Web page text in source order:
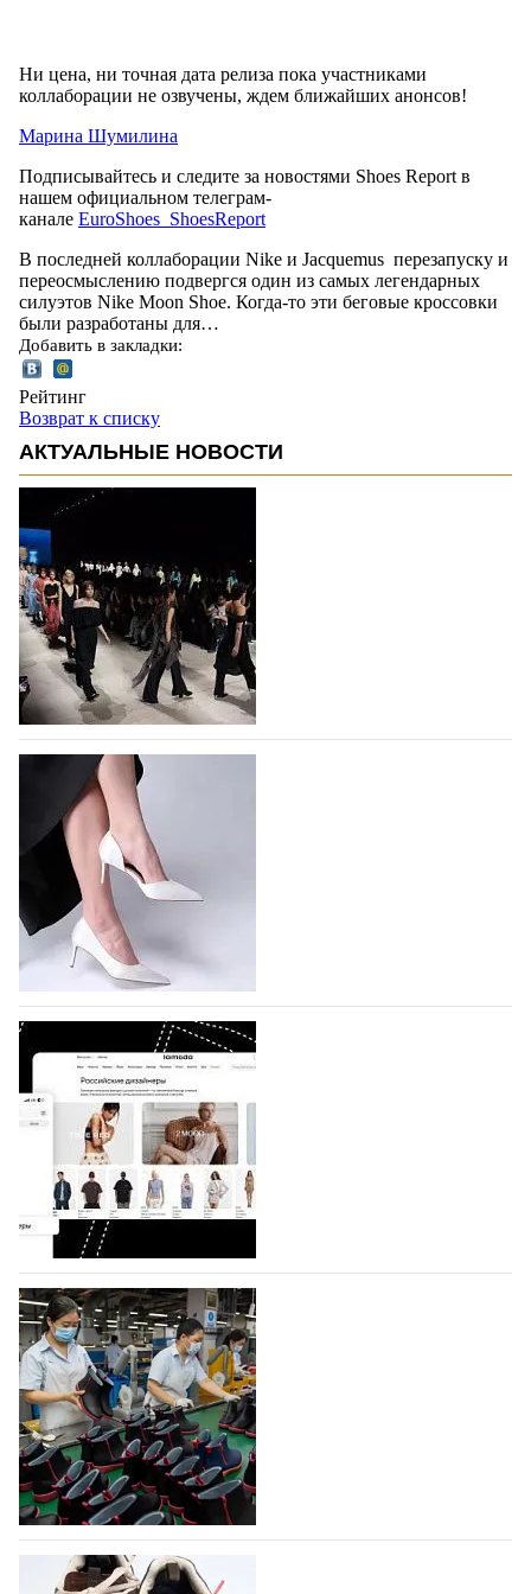
Ни цена, ни точная дата релиза пока участниками
коллаборации не озвучены, ждем ближайших анонсов!
Марина Шумилина
Подписывайтесь и следите за новостями Shoes Report в
нашем официальном телеграм-
канале EuroShoes_ShoesReport
В последней коллаборации Nike и Jacquemus перезапуску и
переосмыслению подвергся один из самых легендарных
силуэтов Nike Moon Shoe. Когда-то эти беговые кроссовки
были разработаны для…
Добавить в закладки:
Рейтинг
Возврат к списку
АКТУАЛЬНЫЕ НОВОСТИ
На участие в Московской неделе моды
подано 1047 заявок
На участие в седьмой Московской неделе моды,
которая пройдет в российской столице с 26 сентября
по 1 октября, уже подано 1047 заявок. Примерно
половину из них (494) прислали дизайнеры,
коллекции которых не были представлены в…
07.08.2026 722
BALLINA представит свои новинки на Euro
Shoes
Компания BALLINA Guangzhou Lihuang Footwear
Co., Ltd., основанная в 2011 году и расположенная в
Гуанчжоу, столице моды Китая, является
профессиональной обувной компанией,
объединяющей разработку, производство и…
07.08.2026 585
На платформе Lamoda - новый раздел и
условия продвижения локальных
дизайнерских марок
Российский маркетплейс Lamoda решил обновить
раздел для продажи продукции локальных
дизайнерских марок одежды, обуви и аксессуаров.
Бренды также получат маркетинговую…
06.08.2026 764
Объем мирового производства обуви в